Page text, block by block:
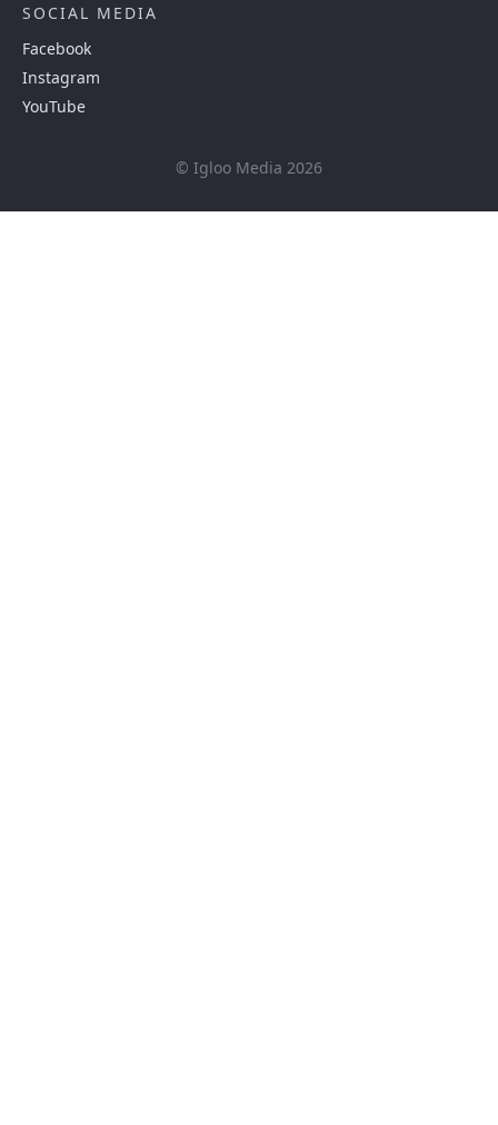
SOCIAL MEDIA
Facebook
Instagram
YouTube
© Igloo Media 2026